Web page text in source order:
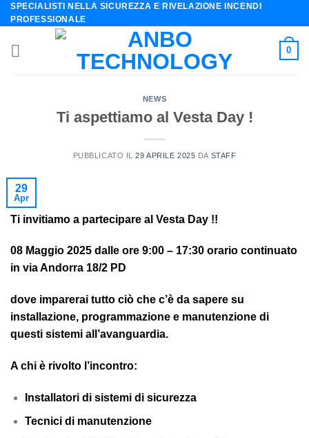
Skip
to
content
SPECIALISTI NELLA SICUREZZA E RIVELAZIONE INCENDI
PROFESSIONALE
0
NEWS
Ti aspettiamo al Vesta Day !
PUBBLICATO IL29 APRILE 2025 DA STAFF
29
Apr
Ti invitiamo a partecipare al Vesta Day !!
08 Maggio 2025 dalle ore 9:00 – 17:30 orario continuato
in via Andorra 18/2 PD
dove imparerai tutto ciò che c’è da sapere su
installazione, programmazione e manutenzione di
questi sistemi all’avanguardia.
A chi è rivolto l’incontro:
Installatori di sistemi di sicurezza
Tecnici di manutenzione